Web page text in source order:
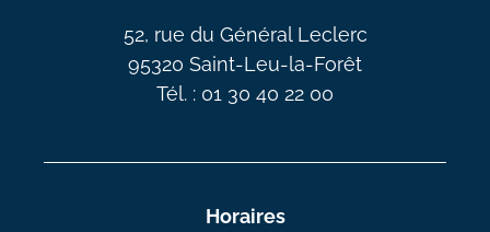
52, rue du Général Leclerc
95320 Saint-Leu-la-Forêt
Tél. : 01 30 40 22 00
Horaires